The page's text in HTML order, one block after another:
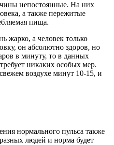
непостоянные. На них
а также пережитые
пища.
жарко, а человек только
он абсолютно здоров, но
в минуту, то в данных
никаких особых мер.
воздухе минут 10-15, и
нормального пульса также
людей и норма будет